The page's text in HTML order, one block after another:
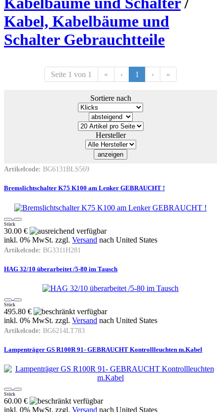
Kabel, Kabelbäume und
Schalter Gebrauchtteile
Seite 1 von 1 « ‹ 1 › »
Sortiere nach
Hersteller
Artikelcode: BG6131BLS569
Bremslichtschalter K75 K100 am Lenker GEBRAUCHT !
Stück
30.00 €
inkl. 0% MwSt. zzgl. Versand nach United States
Artikelcode: BG3311H281
HAG 32/10 überarbeitet /5-80 im Tausch
Stück
495.80 €
inkl. 0% MwSt. zzgl. Versand nach United States
Artikelcode: BG6214LT783
Lampenträger GS R100R 91- GEBRAUCHT Kontrollleuchten m.Kabel
Stück
60.00 €
inkl. 0% MwSt. zzgl. Versand nach United States